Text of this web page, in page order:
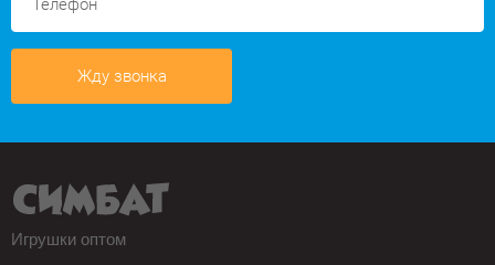
Жду звонка
Игрушки оптом